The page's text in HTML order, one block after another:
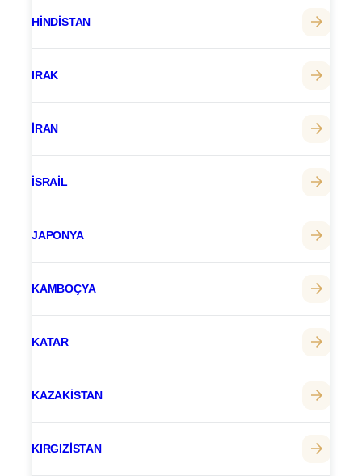
HINDISTAN
IRAK
İRAN
İSRAIL
JAPONYA
KAMBOÇYA
KATAR
KAZAKISTAN
KIRGIZISTAN